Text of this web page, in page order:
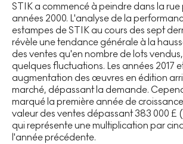
STIK a commencé à peindre dans la rue
années 2000. L'analyse de la
estampes de STIK au cours des sept
révèle une tendance générale à la
des ventes qu'en nombre de lots
quelques fluctuations. Les années 2017
augmentation des œuvres en édition
marché, dépassant la demande.
marqué la première année de
valeur des ventes dépassant 383 000 £
qui représente une multiplication par
l'année précédente.